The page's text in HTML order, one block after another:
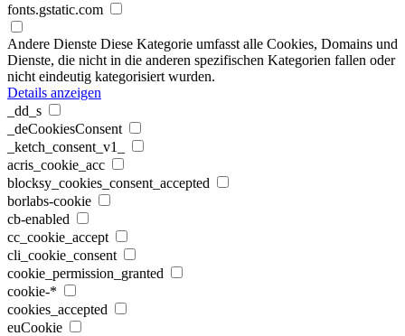
fonts.gstatic.com
Andere Dienste Diese Kategorie umfasst alle Cookies, Domains und
Dienste, die nicht in die anderen spezifischen Kategorien fallen oder
nicht eindeutig kategorisiert wurden.
Details anzeigen
_dd_s
_deCookiesConsent
_ketch_consent_v1_
acris_cookie_acc
blocksy_cookies_consent_accepted
borlabs-cookie
cb-enabled
cc_cookie_accept
cli_cookie_consent
cookie_permission_granted
cookie-*
cookies_accepted
euCookie